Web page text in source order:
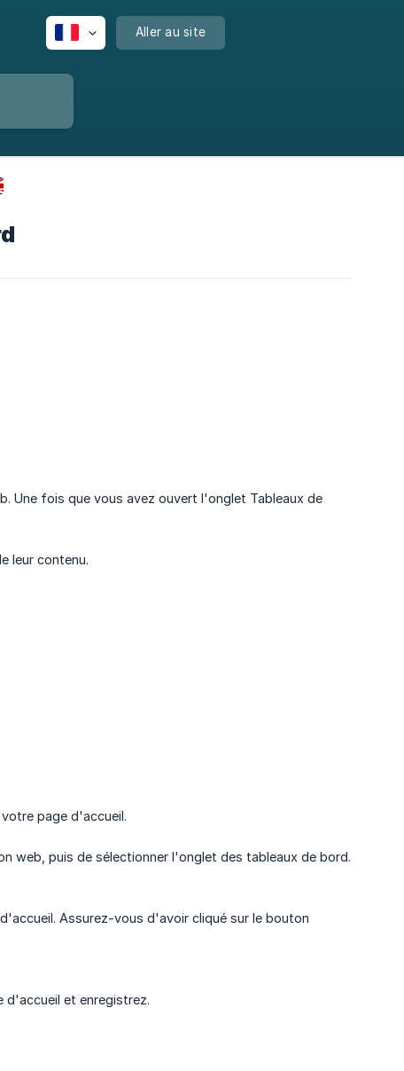
Aller au site
Une fois que vous avez ouvert l'onglet Tableaux de
leur contenu.
page d'accueil.
web, puis de sélectionner l'onglet des tableaux de bord.
Assurez-vous d'avoir cliqué sur le bouton
d'accueil et enregistrez.